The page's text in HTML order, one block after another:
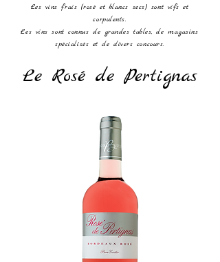
Les vins frais (rosé et blancs secs) sont vifs et
corpulents.
Les vins sont connus de grandes tables, de magasins
spécialisés et de divers concours.
Le Rosé de Pertignas